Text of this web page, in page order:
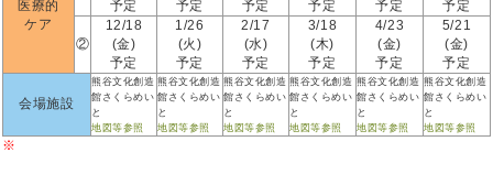
医療的
ケア
予定 予定 予定 予定 予定 予定
②
12/18
(金)
予定
1/26
(火)
予定
2/17
(水)
予定
3/18
(木)
予定
4/23
(金)
予定
5/21
(金)
予定
会場施設
熊谷文化創造
館さくらめい
と
地図等参照
熊谷文化創造
館さくらめい
と
地図等参照
熊谷文化創造
館さくらめい
と
地図等参照
熊谷文化創造
館さくらめい
と
地図等参照
熊谷文化創造
館さくらめい
と
地図等参照
熊谷文化創造
館さくらめい
と
地図等参照
※